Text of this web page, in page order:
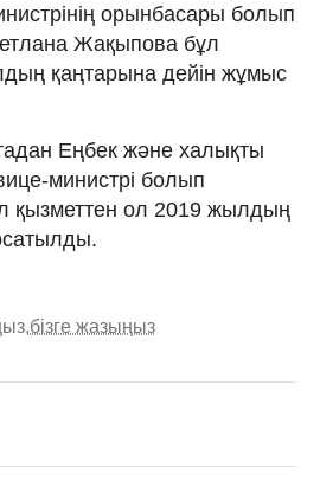
орынбасары болып
Жақыпова бұл
қаңтарына дейін жұмыс
Еңбек және халықты
министрі болып
қызметтен ол 2019 жылдың
бізге жазыңыз